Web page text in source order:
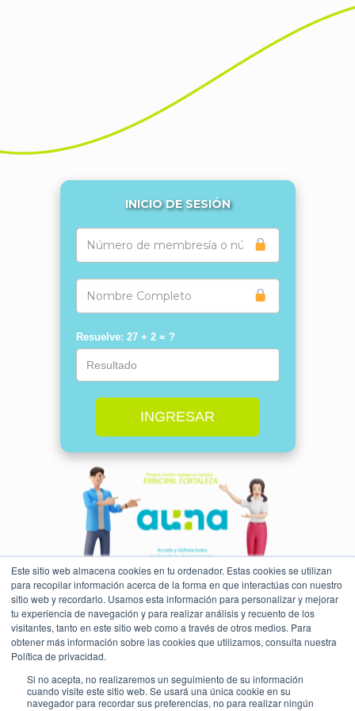
Este sitio web almacena cookies en tu ordenador. Estas cookies se utilizan
para recopilar información acerca de la forma en que interactúas con nuestro
sitio web y recordarlo. Usamos esta información para personalizar y mejorar
tu experiencia de navegación y para realizar análisis y recuento de los
visitantes, tanto en este sitio web como a través de otros medios. Para
obtener más información sobre las cookies que utilizamos, consulta nuestra
Política de privacidad.
Si no acepta, no realizaremos un seguimiento de su información
cuando visite este sitio web. Se usará una única cookie en su
navegador para recordar sus preferencias, no para realizar ningún
INICIO DE SESIÓN
Resuelve: 27 + 2 = ?
INGRESAR